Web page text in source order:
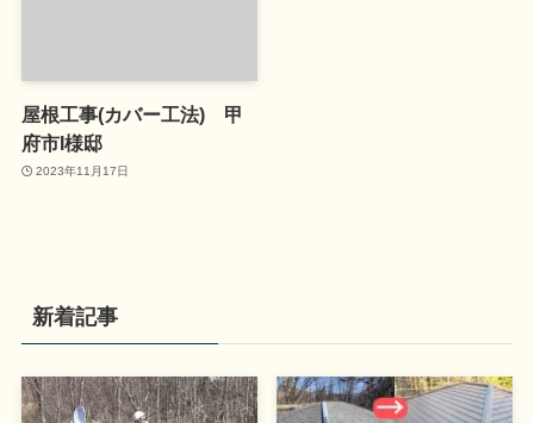
屋根工事(カバー工法) 甲
府市I様邸
2023年11月17日
新着記事